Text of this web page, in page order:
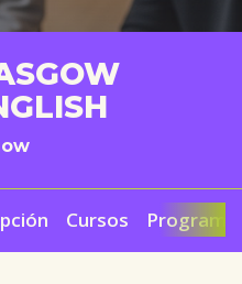
Cursos